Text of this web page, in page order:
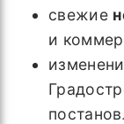
свежие
и